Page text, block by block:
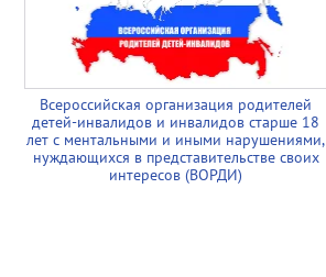
Всероссийская организация родителей
детей-инвалидов и инвалидов старше 18
лет с ментальными и иными нарушениями,
нуждающихся в представительстве своих
интересов (ВОРДИ)